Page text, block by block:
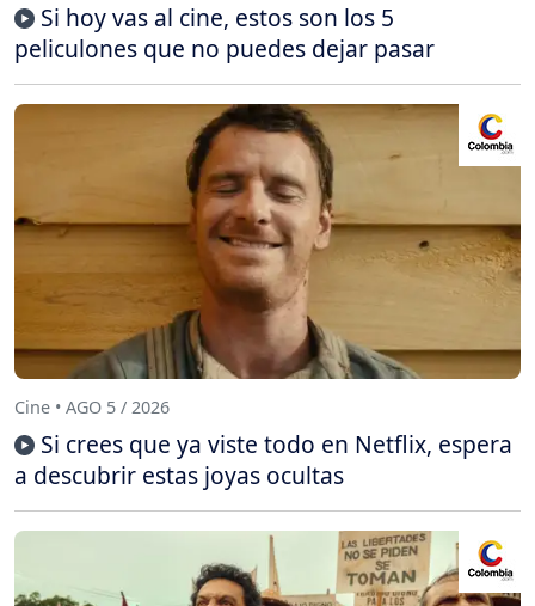
Si hoy vas al cine, estos son los 5
peliculones que no puedes dejar pasar
Cine • AGO 5 / 2026
Si crees que ya viste todo en Netflix, espera
a descubrir estas joyas ocultas